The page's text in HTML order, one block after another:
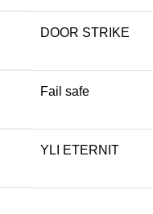
DOOR STRIKE
Fail safe
YLI ETERNIT